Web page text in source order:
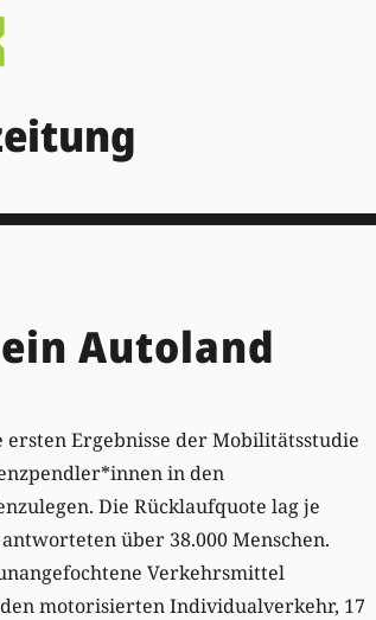
Autoland
Ergebnisse der Mobilitätsstudie
in den
Die Rücklaufquote lag je
über 38.000 Menschen.
Verkehrsmittel
motorisierten Individualverkehr, 17